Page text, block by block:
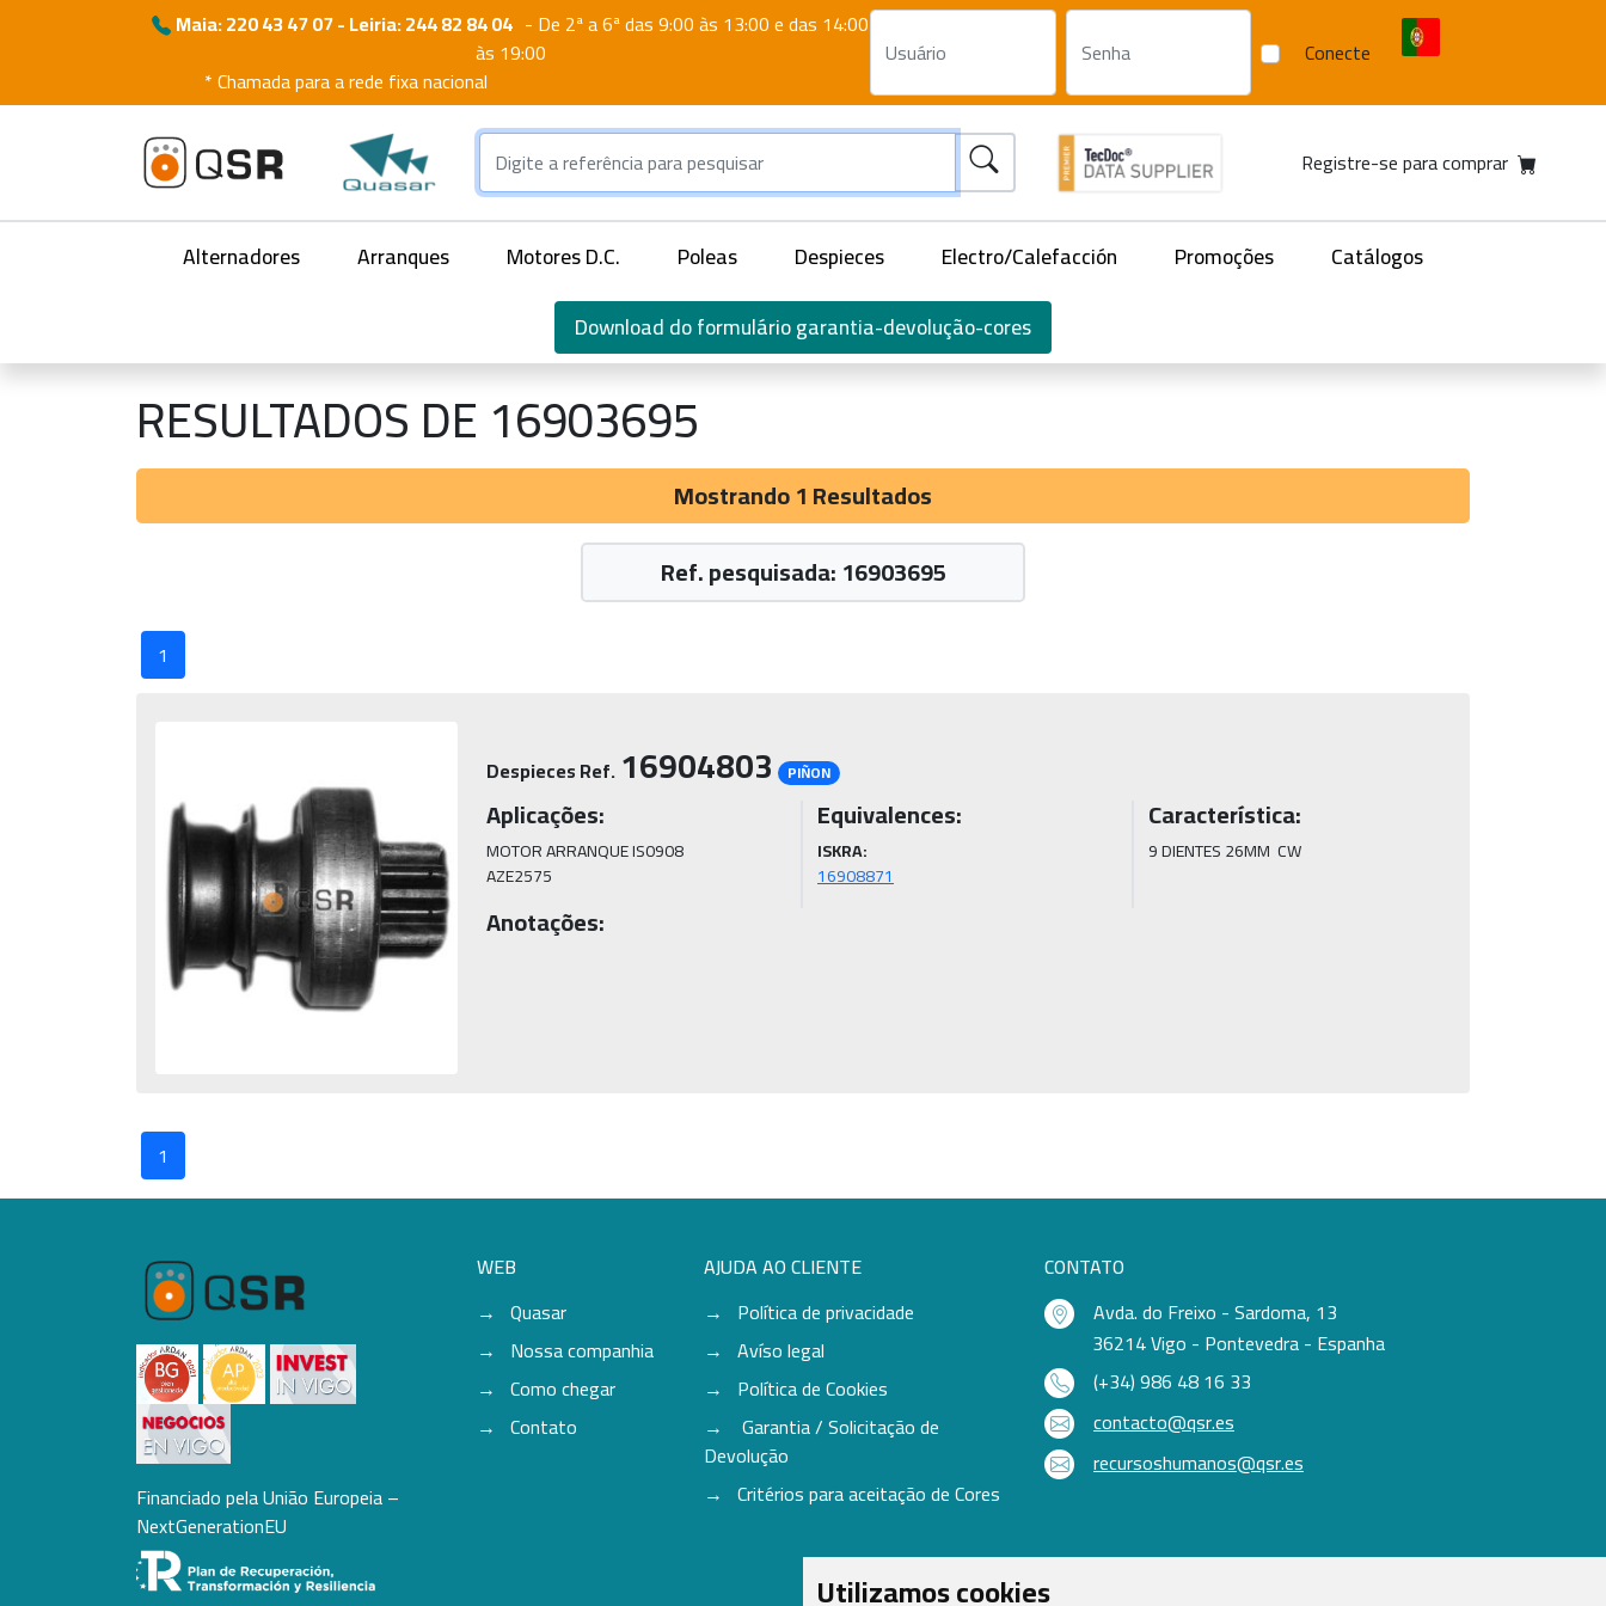
Utilizamos cookies
Maia: 220 43 47 07 - Leiria: 244 82 84 04 - De 2ª a 6ª das 9:00 às 13:00 e das 14:00
às 19:00
* Chamada para a rede fixa nacional
Conecte
Registre-se para comprar
Alternadores Arranques Motores D.C. Poleas Despieces Electro/Calefacción Promoções
Catálogos
Download do formulário garantia-devolução-cores
RESULTADOS DE 16903695
Mostrando 1 Resultados
Ref. pesquisada: 16903695
1
Despieces Ref. 16904803 PIÑON
Aplicações:
MOTOR ARRANQUE IS0908
AZE2575
Equivalences:
ISKRA:
16908871
Característica:
9 DIENTES 26MM  CW
Anotações:
1
Financiado pela União Europeia –
NextGenerationEU
WEB
Quasar
Nossa companhia
Como chegar
Contato
AJUDA AO CLIENTE
Política de privacidade
Avíso legal
Política de Cookies
Garantia / Solicitação de
Devolução
Critérios para aceitação de Cores
CONTATO
Avda. do Freixo - Sardoma, 13
36214 Vigo - Pontevedra - Espanha
(+34) 986 48 16 33
contacto@qsr.es
recursoshumanos@qsr.es